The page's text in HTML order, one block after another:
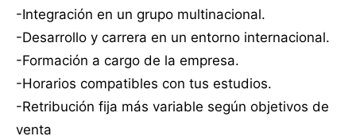
-Integración en un grupo multinacional.
-Desarrollo y carrera en un entorno internacional.
-Formación a cargo de la empresa.
-Horarios compatibles con tus estudios.
-Retribución fija más variable según objetivos de
venta